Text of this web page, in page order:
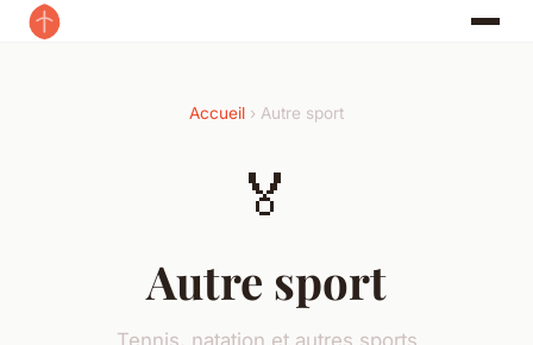
Accueil › Autre sport
🏅
Autre sport